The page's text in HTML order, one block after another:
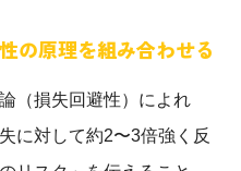
の原理を組み合わせる
（損失回避性）によれ
に対して約2〜3倍強く反